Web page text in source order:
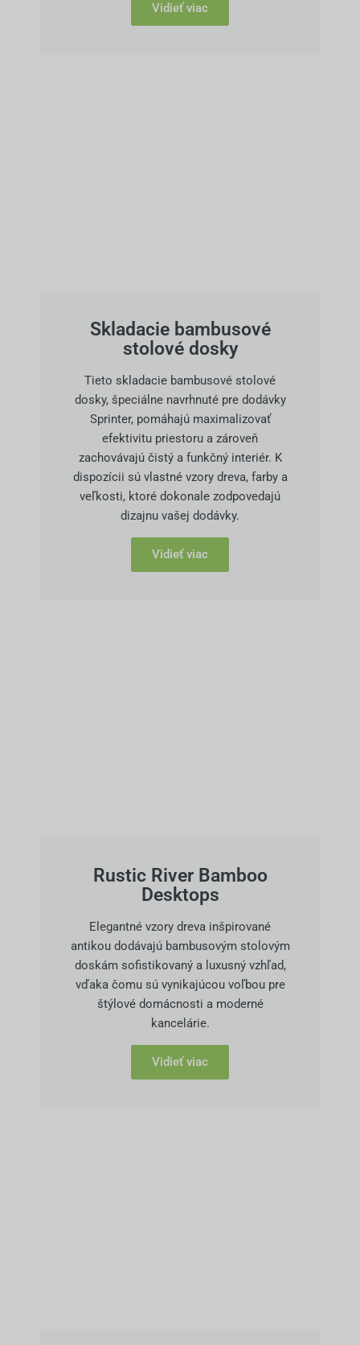
Vidieť viac
Skladacie bambusové
stolové dosky
Tieto skladacie bambusové stolové
dosky, špeciálne navrhnuté pre dodávky
Sprinter, pomáhajú maximalizovať
efektivitu priestoru a zároveň
zachovávajú čistý a funkčný interiér. K
dispozícii sú vlastné vzory dreva, farby a
veľkosti, ktoré dokonale zodpovedajú
dizajnu vašej dodávky.
Vidieť viac
Rustic River Bamboo
Desktops
Elegantné vzory dreva inšpirované
antikou dodávajú bambusovým stolovým
doskám sofistikovaný a luxusný vzhľad,
vďaka čomu sú vynikajúcou voľbou pre
štýlové domácnosti a moderné
kancelárie.
Vidieť viac